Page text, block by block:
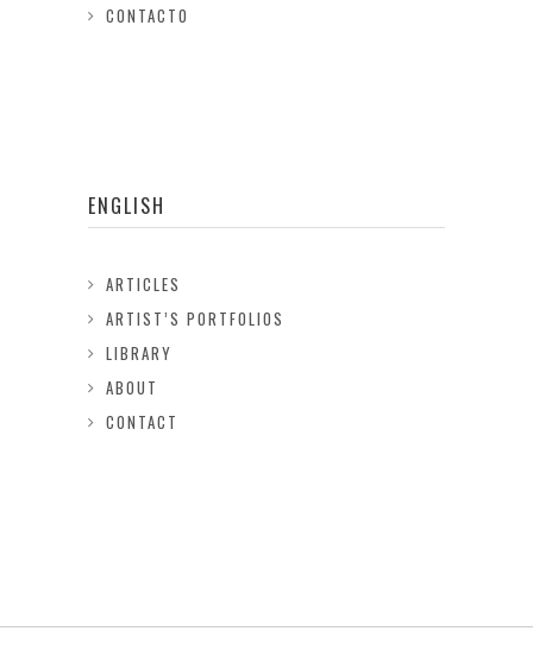
CONTACTO
ENGLISH
ARTICLES
ARTIST’S PORTFOLIOS
LIBRARY
ABOUT
CONTACT